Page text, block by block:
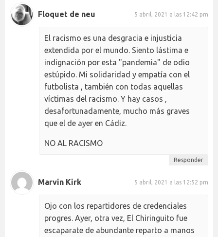
Floquet de neu 5 abril, 2021 a las 12:42 pm
El racismo es una desgracia e injusticia
extendida por el mundo. Siento lástima e
indignación por esta "pandemia" de odio
estúpido. Mi solidaridad y empatía con el
futbolista , también con todas aquellas
víctimas del racismo. Y hay casos ,
desafortunadamente, mucho más graves
que el de ayer en Cádiz.
NO AL RACISMO
Responder
Marvin Kirk 5 abril, 2021 a las 12:52 pm
Ojo con los repartidores de credenciales
progres. Ayer, otra vez, El Chiringuito fue
escaparate de abundante reparto a manos